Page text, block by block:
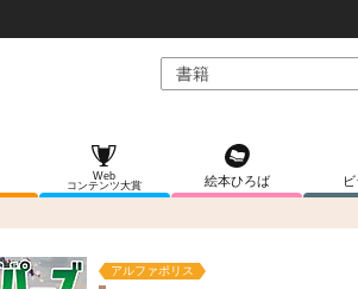
Web
コンテンツ大賞
絵本ひろば
アルファポリス